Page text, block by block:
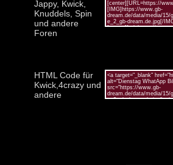
Jappy, Kwick,
Knuddels, Spin
und andere
Foren
HTML Code für
Kwick,4crazy und
andere